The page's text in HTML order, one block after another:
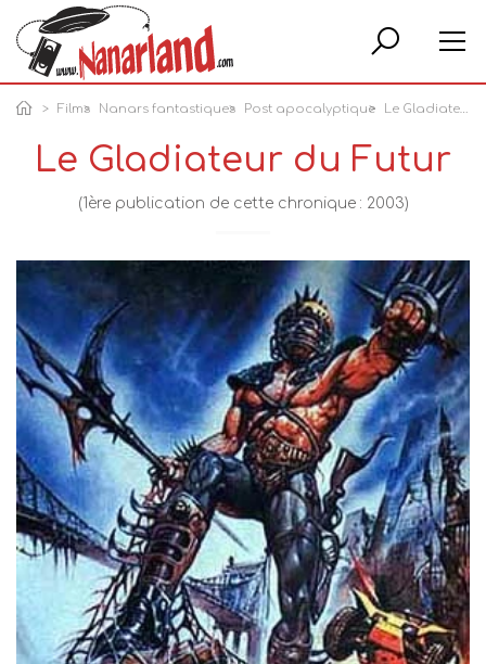
Films Nanars fantastiques Post apocalyptique Le Gladiateur du Futur
Le Gladiateur du Futur
(1ère publication de cette chronique : 2003)